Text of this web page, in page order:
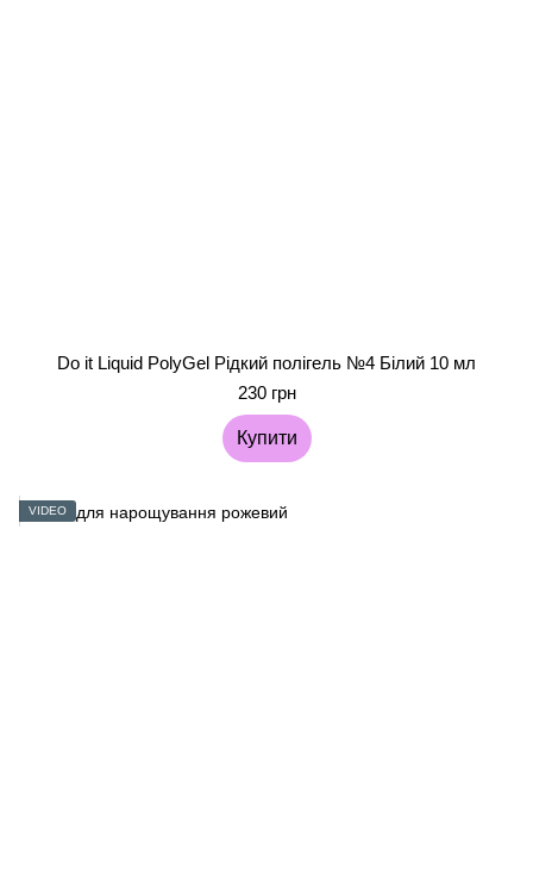
Do it Liquid PolyGel Рідкий полігель №4 Білий 10 мл
230 грн
Купити
VIDEO